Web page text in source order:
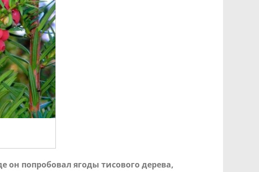
он попробовал ягоды тисового дерева,